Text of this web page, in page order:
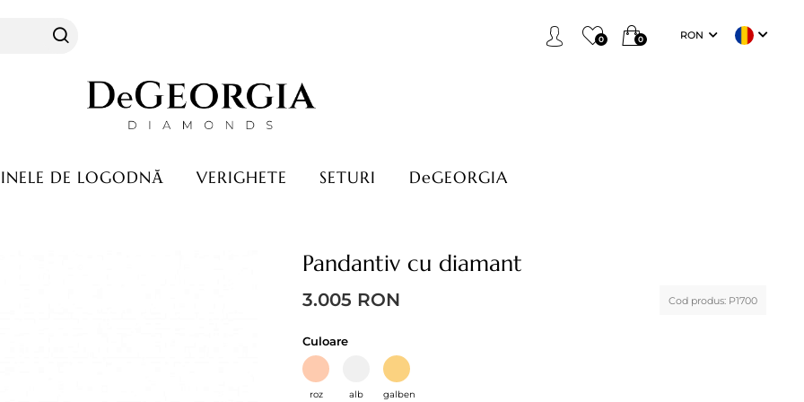
0 0 RON
INELE DE LOGODNĂ VERIGHETE SETURI DeGEORGIA
Pandantiv cu diamant
Cod produs: P1700
3.005 RON
Culoare
roz alb galben